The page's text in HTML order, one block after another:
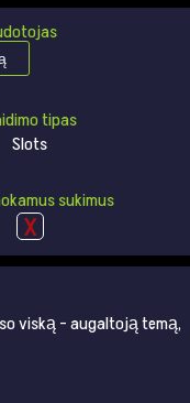
tipas
Slots
sukimus
viską – augaltoją temą,